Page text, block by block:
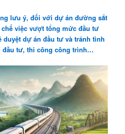
lưu ý, đối với dự án đường sắt
việc vượt tổng mức đầu tư
dự án đầu tư và tránh tình
đầu tư, thi công công trình…